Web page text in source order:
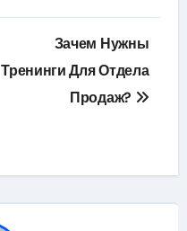
Зачем Нужны
Тренинги Для Отдела
Продаж?